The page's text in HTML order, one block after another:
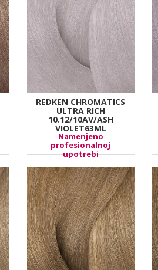
REDKEN CHROMATICS
ULTRA RICH
10.12/10AV/ASH
VIOLET63ML
Namenjeno
profesionalnoj
upotrebi